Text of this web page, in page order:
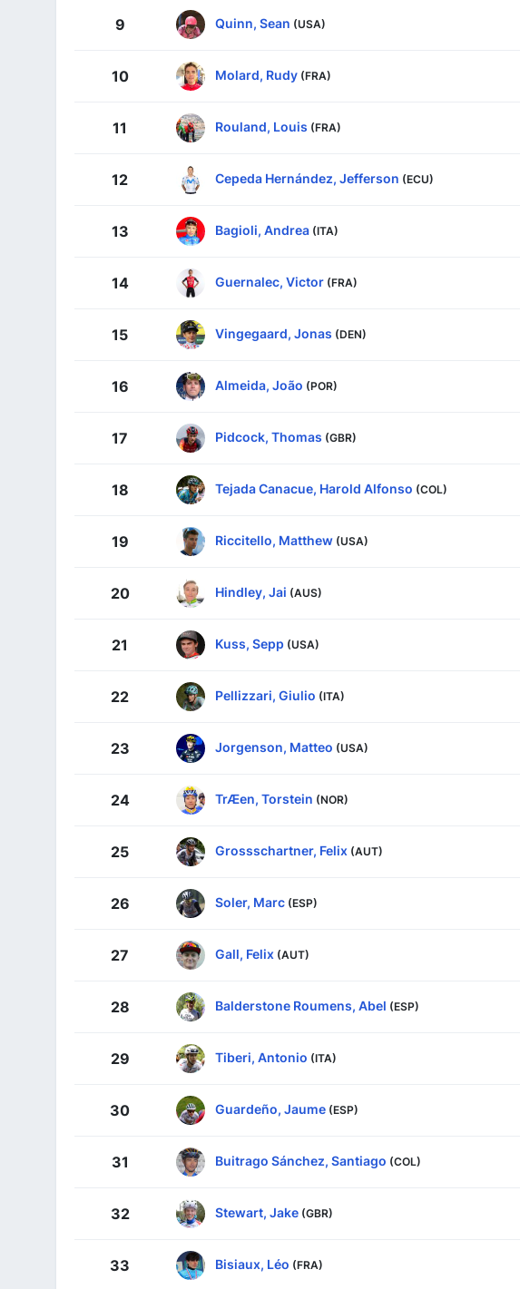
9 Quinn, Sean (USA)
10 Molard, Rudy (FRA)
11 Rouland, Louis (FRA)
12 Cepeda Hernández, Jefferson (ECU)
13 Bagioli, Andrea (ITA)
14 Guernalec, Victor (FRA)
15 Vingegaard, Jonas (DEN)
16 Almeida, João (POR)
17 Pidcock, Thomas (GBR)
18 Tejada Canacue, Harold Alfonso (COL)
19 Riccitello, Matthew (USA)
20 Hindley, Jai (AUS)
21 Kuss, Sepp (USA)
22 Pellizzari, Giulio (ITA)
23 Jorgenson, Matteo (USA)
24 TrÆen, Torstein (NOR)
25 Grossschartner, Felix (AUT)
26 Soler, Marc (ESP)
27 Gall, Felix (AUT)
28 Balderstone Roumens, Abel (ESP)
29 Tiberi, Antonio (ITA)
30 Guardeño, Jaume (ESP)
31 Buitrago Sánchez, Santiago (COL)
32 Stewart, Jake (GBR)
33 Bisiaux, Léo (FRA)